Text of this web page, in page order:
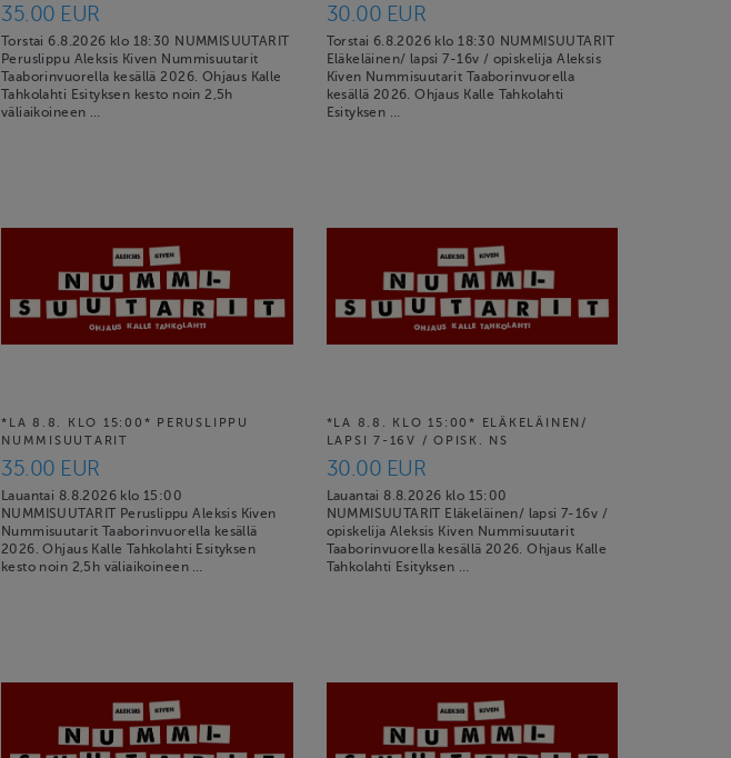
35.00 EUR
Torstai 6.8.2026 klo 18:30 NUMMISUUTARIT
Peruslippu Aleksis Kiven Nummisuutarit
Taaborinvuorella kesällä 2026. Ohjaus Kalle
Tahkolahti Esityksen kesto noin 2,5h
väliaikoineen …
30.00 EUR
Torstai 6.8.2026 klo 18:30 NUMMISUUTARIT
Eläkeläinen/ lapsi 7-16v / opiskelija Aleksis
Kiven Nummisuutarit Taaborinvuorella
kesällä 2026. Ohjaus Kalle Tahkolahti
Esityksen …
*LA 8.8. KLO 15:00* PERUSLIPPU
NUMMISUUTARIT
35.00 EUR
Lauantai 8.8.2026 klo 15:00
NUMMISUUTARIT Peruslippu Aleksis Kiven
Nummisuutarit Taaborinvuorella kesällä
2026. Ohjaus Kalle Tahkolahti Esityksen
kesto noin 2,5h väliaikoineen …
*LA 8.8. KLO 15:00* ELÄKELÄINEN/
LAPSI 7-16V / OPISK. NS
30.00 EUR
Lauantai 8.8.2026 klo 15:00
NUMMISUUTARIT Eläkeläinen/ lapsi 7-16v /
opiskelija Aleksis Kiven Nummisuutarit
Taaborinvuorella kesällä 2026. Ohjaus Kalle
Tahkolahti Esityksen …